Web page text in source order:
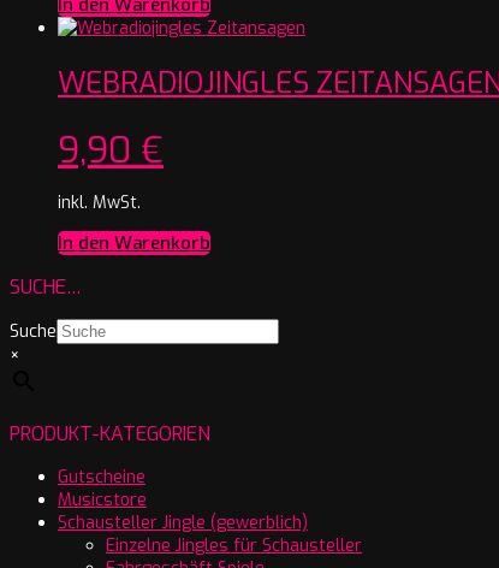
WEBRADIOJINGLES
9,90 €
inkl. MwSt.
In den Warenkorb
SUCHE…
Suche
×
PRODUKT-KATEGORIEN
Gutscheine
Musicstore
Schausteller Jingle (gewerblich)
Einzelne Jingles für Schausteller